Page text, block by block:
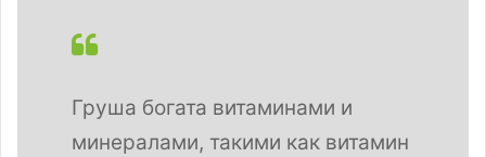
Груша богата витаминами и
минералами, такими как витамин